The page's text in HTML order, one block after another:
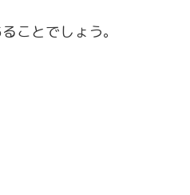
ことでしょう。